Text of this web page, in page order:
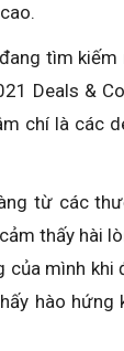
tìm kiếm
Deals &
chí là các
từ các
thấy hài
của mình
hào